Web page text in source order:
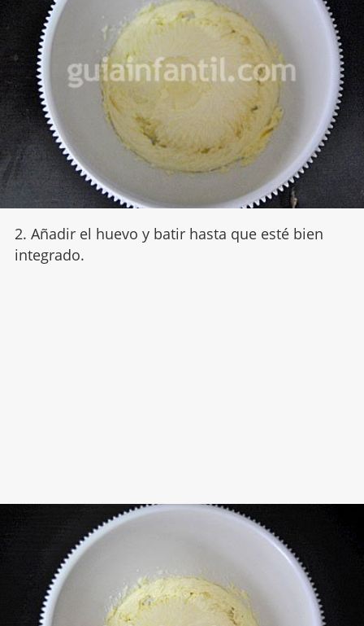
2. Añadir el huevo y batir hasta que esté bien
integrado.